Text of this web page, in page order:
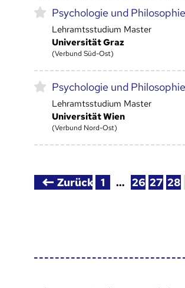
Psychologie und Philosophie
Lehramtsstudium Master
Universität Graz
(Verbund Süd-Ost)
Psychologie und Philosophie
Lehramtsstudium Master
Universität Wien
(Verbund Nord-Ost)
Zurück 1 … 26 27 28